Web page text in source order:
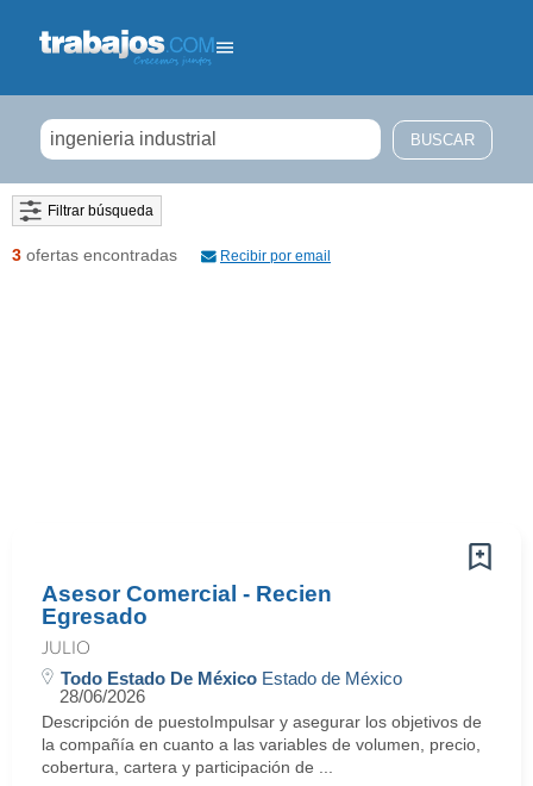
Filtrar búsqueda
3 ofertas encontradas Recibir por email
Asesor Comercial - Recien
Egresado
JULIO
Todo Estado De México Estado de México
28/06/2026
Descripción de puestoImpulsar y asegurar los objetivos de
la compañía en cuanto a las variables de volumen, precio,
cobertura, cartera y participación de ...